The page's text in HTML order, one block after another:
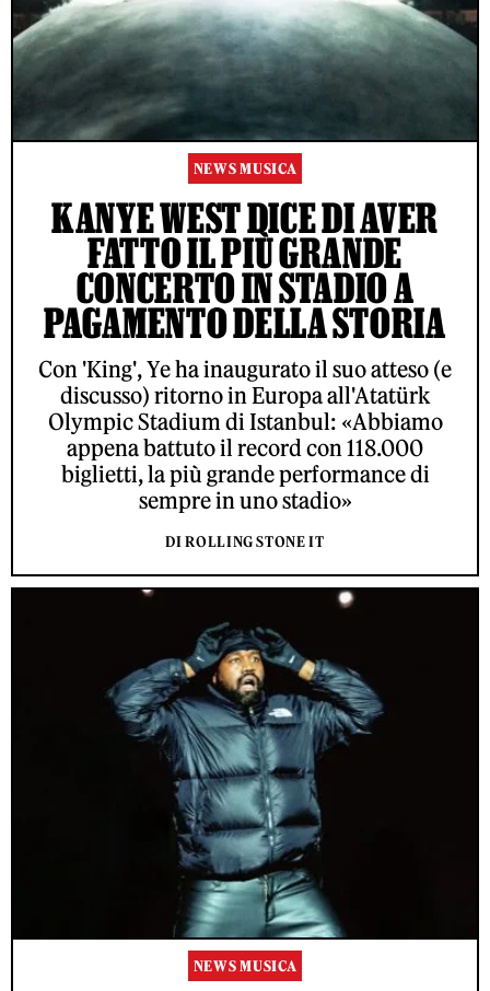
NEWS MUSICA
KANYE WEST DICE DI AVER
FATTO IL PIÙ GRANDE
CONCERTO IN STADIO A
PAGAMENTO DELLA STORIA
Con 'King', Ye ha inaugurato il suo atteso (e
discusso) ritorno in Europa all'Atatürk
Olympic Stadium di Istanbul: «Abbiamo
appena battuto il record con 118.000
biglietti, la più grande performance di
sempre in uno stadio»
DI ROLLING STONE IT
NEWS MUSICA